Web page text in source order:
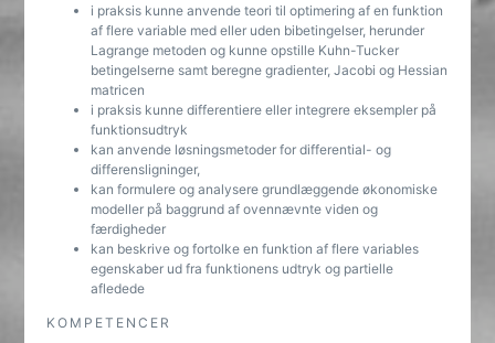
i praksis kunne anvende teori til optimering af en funktion
af flere variable med eller uden bibetingelser, herunder
Lagrange metoden og kunne opstille Kuhn-Tucker
betingelserne samt beregne gradienter, Jacobi og Hessian
matricen
i praksis kunne differentiere eller integrere eksempler på
funktionsudtryk
kan anvende løsningsmetoder for differential- og
differensligninger,
kan formulere og analysere grundlæggende økonomiske
modeller på baggrund af ovennævnte viden og
færdigheder
kan beskrive og fortolke en funktion af flere variables
egenskaber ud fra funktionens udtryk og partielle
afledede
KOMPETENCER